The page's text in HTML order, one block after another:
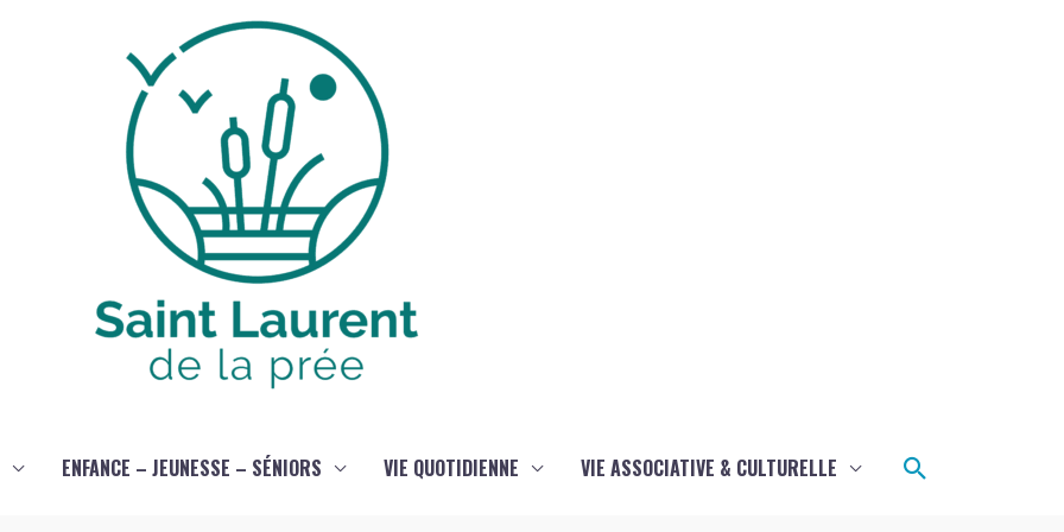
ENFANCE – JEUNESSE – SÉNIORS VIE QUOTIDIENNE VIE ASSOCIATIVE & CULTURELLE Rechercher